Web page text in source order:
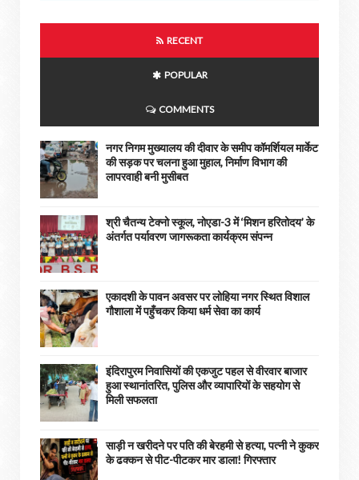
RECENT
POPULAR
COMMENTS
नगर निगम मुख्यालय की दीवार के समीप कॉमर्शियल मार्केट
की सड़क पर चलना हुआ मुहाल, निर्माण विभाग की
लापरवाही बनी मुसीबत
श्री चैतन्य टेक्नो स्कूल, नोएडा-3 में ‘मिशन हरितोदय’ के
अंतर्गत पर्यावरण जागरूकता कार्यक्रम संपन्न
एकादशी के पावन अवसर पर लोहिया नगर स्थित विशाल
गौशाला में पहुँचकर किया धर्म सेवा का कार्य
इंदिरापुरम निवासियों की एकजुट पहल से वीरवार बाजार
हुआ स्थानांतरित, पुलिस और व्यापारियों के सहयोग से
मिली सफलता
साड़ी न खरीदने पर पति की बेरहमी से हत्या, पत्नी ने कुकर
के ढक्कन से पीट-पीटकर मार डाला! गिरफ्तार